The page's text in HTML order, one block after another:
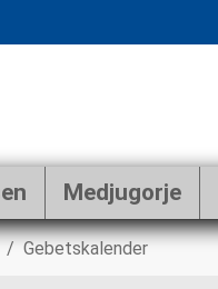
Medjugorje
Gebetskalender